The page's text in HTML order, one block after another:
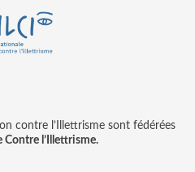
contre l’Illettrisme sont fédérées
Contre l’Illettrisme.